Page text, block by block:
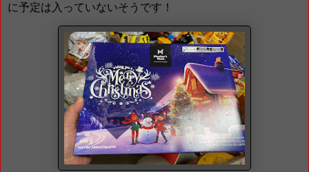
に予定は入っていないそうです！